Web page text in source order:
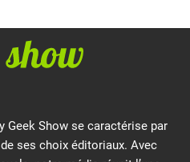
Geek Show se caractérise par
ses choix éditoriaux. Avec